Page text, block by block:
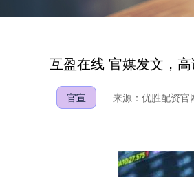
互盈在线 官媒发文，
官宣 来源：优胜配资官